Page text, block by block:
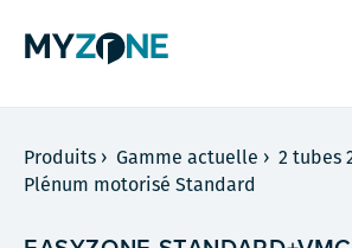
Produits › Gamme actuelle › 2 tubes
Plénum motorisé Standard